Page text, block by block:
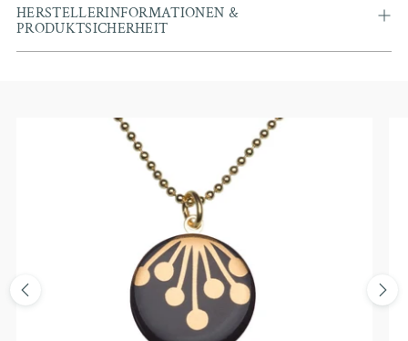
HERSTELLERINFORMATIONEN &
PRODUKTSICHERHEIT